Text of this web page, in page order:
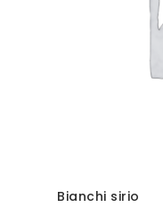
Bianchi sirio